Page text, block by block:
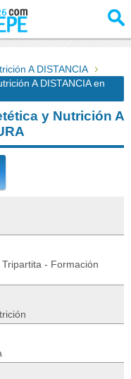
A DISTANCIA
A DISTANCIA en
y Nutrición A
- Formación